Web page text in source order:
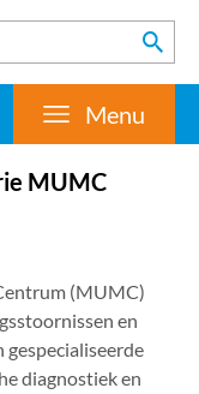
Menu
MUMC
(MUMC)
en
gespecialiseerde
diagnostiek en